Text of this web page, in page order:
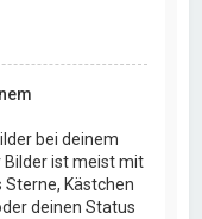
bei deinem
Bilder ist meist mit
Kästchen
deinen Status